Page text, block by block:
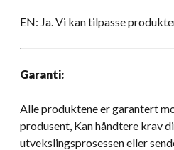
EN: Ja. Vi kan tilpasse
Garanti:
Alle produktene er garantert
produsent, Kan håndtere krav
utvekslingsprosessen eller